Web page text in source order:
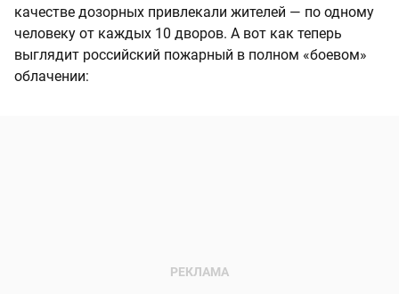
качестве дозорных привлекали жителей — по одному
человеку от каждых 10 дворов. А вот как теперь
выглядит российский пожарный в полном «боевом»
облачении: